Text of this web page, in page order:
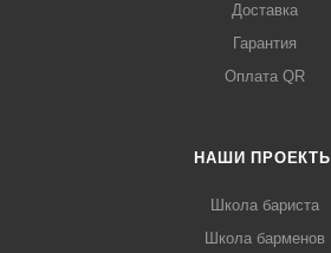
Доставка
Гарантия
Оплата QR
НАШИ ПРОЕКТЫ
Школа бариста
Школа барменов